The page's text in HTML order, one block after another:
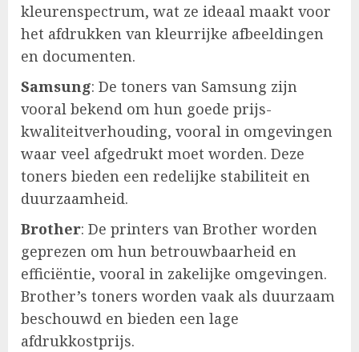
kleurenspectrum, wat ze ideaal maakt voor
het afdrukken van kleurrijke afbeeldingen
en documenten.
Samsung: De toners van Samsung zijn
vooral bekend om hun goede prijs-
kwaliteitverhouding, vooral in omgevingen
waar veel afgedrukt moet worden. Deze
toners bieden een redelijke stabiliteit en
duurzaamheid.
Brother: De printers van Brother worden
geprezen om hun betrouwbaarheid en
efficiëntie, vooral in zakelijke omgevingen.
Brother’s toners worden vaak als duurzaam
beschouwd en bieden een lage
afdrukkostprijs.